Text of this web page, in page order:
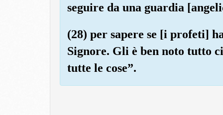
seguire da una guardia
(28) per sapere se [i profeti]
Signore. Gli è ben noto tutto
tutte le cose”.